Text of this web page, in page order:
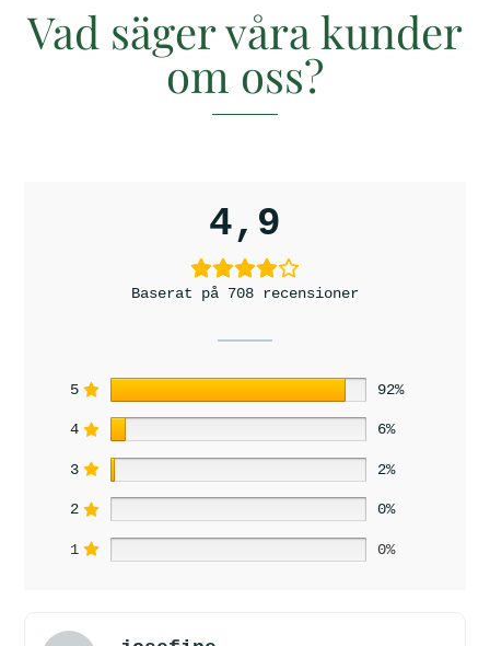
Vad säger våra kunder
om oss?
4,9
Baserat på 708 recensioner
5 92%
4 6%
3 2%
2 0%
1 0%